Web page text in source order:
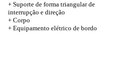
+ Suporte de forma triangular de
interrupção e direção
+ Corpo
+ Equipamento elétrico de bordo